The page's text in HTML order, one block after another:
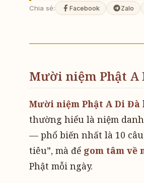
Chia sẻ: Facebook Zalo
Mười niệm Phật A
Mười niệm Phật A Di Đà
thường hiểu là niệm
— phổ biến nhất là 10
tiêu”, mà để gom tâm về
Phật mỗi ngày.